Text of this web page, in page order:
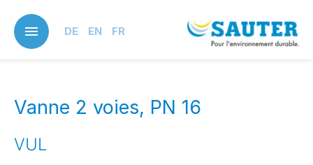
main
content
DE EN FR
Vanne 2 voies, PN 16
VUL